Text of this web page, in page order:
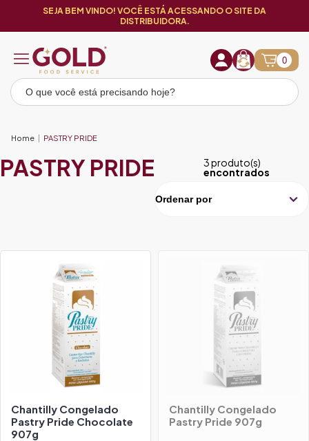
SEJA BEM VINDO! VOCÊ ESTÁ ACESSANDO O SITE DA
DISTRIBUIDORA.
0
Home PASTRY PRIDE
PASTRY PRIDE 3 produto(s)
encontrados
Chantilly Congelado
Pastry Pride Chocolate
907g
Chantilly Congelado
Pastry Pride 907g